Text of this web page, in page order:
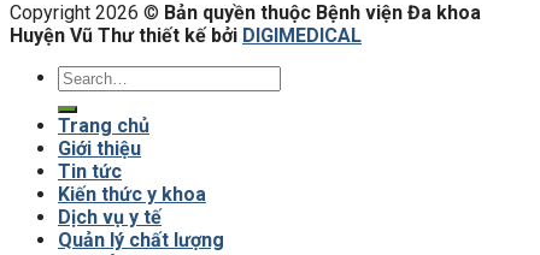
Copyright 2026 © Bản quyền thuộc Bệnh viện Đa khoa
Huyện Vũ Thư thiết kế bởi DIGIMEDICAL
Trang chủ
Giới thiệu
Tin tức
Kiến thức y khoa
Dịch vụ y tế
Quản lý chất lượng